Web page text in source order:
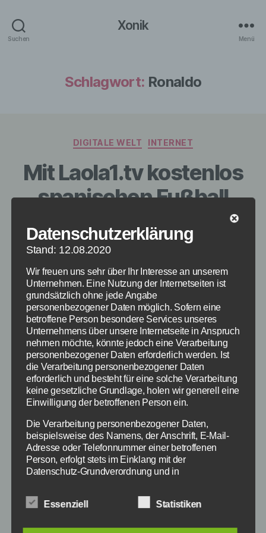
Suchen
Xonik
Menü
Schlagwort: Ronaldo
Kategorien
DIGITALE WELT INTERNET
Mit Laola1.tv kostenlos
spanischen Fußball
online schauen
Beitragsautor
Vonredaktion
LAOLA1 Übersicht Bildquelle: laola1.tv
Der FC Barcelona und Real Madrid sind die
wohl bekanntesten Fußball Vereine der Welt
Datenschutzerklärung
Stand: 12.08.2020
Wir freuen uns sehr über Ihr Interesse an unserem
Unternehmen. Eine Nutzung der Internetseiten ist
grundsätzlich ohne jede Angabe
personenbezogener Daten möglich. Sofern eine
betroffene Person besondere Services unseres
Unternehmens über unsere Internetseite in Anspruch
nehmen möchte, könnte jedoch eine Verarbeitung
personenbezogener Daten erforderlich werden. Ist
die Verarbeitung personenbezogener Daten
erforderlich und besteht für eine solche Verarbeitung
keine gesetzliche Grundlage, holen wir generell eine
Einwilligung der betroffenen Person ein.
Die Verarbeitung personenbezogener Daten,
beispielsweise des Namens, der Anschrift, E-Mail-
Adresse oder Telefonnummer einer betroffenen
Person, erfolgt stets im Einklang mit der
Datenschutz-Grundverordnung und in
landesspezifischen Datenschutzbestimmungen.
Mittels dieser Datenschutzerklärung möchte unser
Essenziell Statistiken